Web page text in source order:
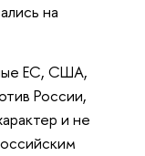
на
ЕС, США,
России,
и не